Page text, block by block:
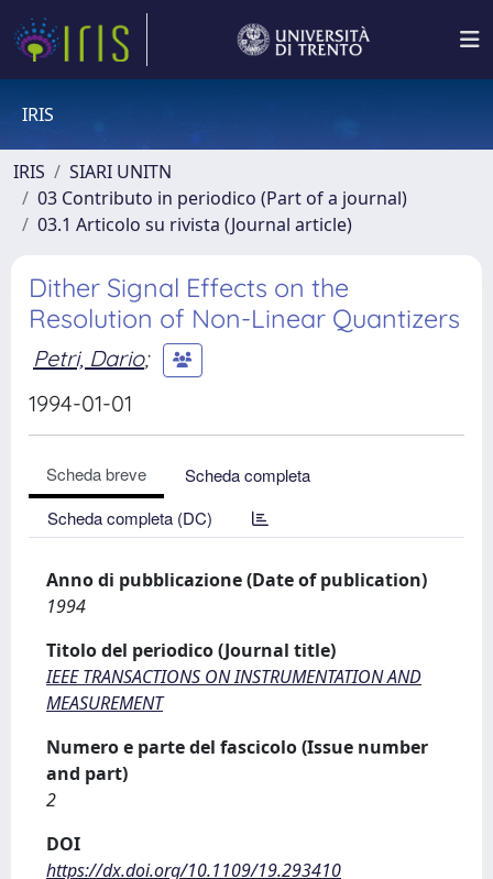
IRIS
IRIS
SIARI UNITN
03 Contributo in periodico (Part of a journal)
03.1 Articolo su rivista (Journal article)
Dither Signal Effects on the
Resolution of Non-Linear Quantizers
Petri, Dario;
1994-01-01
Scheda breve
Scheda completa
Scheda completa (DC)
Anno di pubblicazione (Date of publication)
1994
Titolo del periodico (Journal title)
IEEE TRANSACTIONS ON INSTRUMENTATION AND
MEASUREMENT
Numero e parte del fascicolo (Issue number
and part)
2
DOI
https://dx.doi.org/10.1109/19.293410